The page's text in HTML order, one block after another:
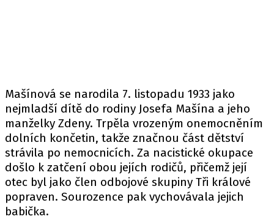
Mašínová se narodila 7. listopadu 1933 jako
nejmladší dítě do rodiny Josefa Mašína a jeho
manželky Zdeny. Trpěla vrozeným onemocněním
dolních končetin, takže značnou část dětství
strávila po nemocnicích. Za nacistické okupace
došlo k zatčení obou jejích rodičů, přičemž její
otec byl jako člen odbojové skupiny Tři králové
popraven. Sourozence pak vychovávala jejich
babička.